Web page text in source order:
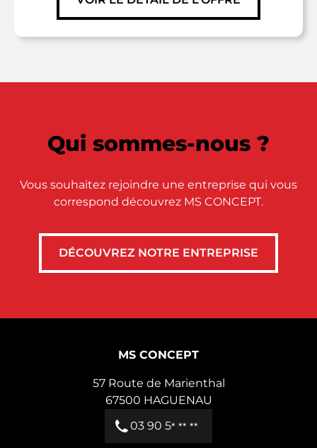
Qui sommes-nous ?
Vous souhaitez rejoindre une entreprise qui vous
correspond découvrez MS CONCEPT.
DÉCOUVREZ NOTRE ENTREPRISE
MS CONCEPT
57 Route de Marienthal
67500 HAGUENAU
03 90 5* ** **